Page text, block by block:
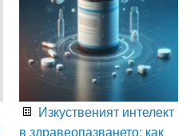
Изкуственият интелект
в здравеопазването: как